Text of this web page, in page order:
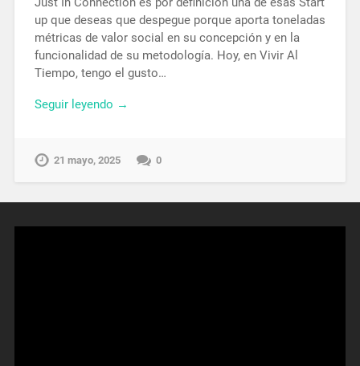
up que deseas que despegue porque aporta toneladas
métricas de valor social en su concepción y en la
funcionalidad de su metodología. Hoy, en Vivir Al
Tiempo, tengo el gusto…
Seguir leyendo →
21 mayo, 2025 0